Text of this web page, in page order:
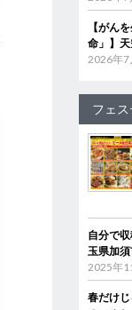
【がん
命」】
2026年7
フェ
自分で
玉県加
2025年
春だけ